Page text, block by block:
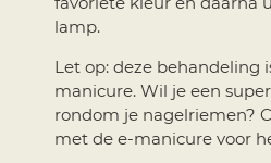
lamp.
Let op: deze behandeling
manicure. Wil je een
rondom je nagelriemen?
met de e-manicure voor